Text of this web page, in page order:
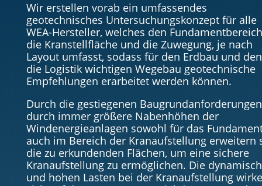
Wir erstellen vorab ein umfassendes
geotechnisches Untersuchungskonzept für alle
WEA-Hersteller, welches den
die Kranstellfläche und die Zuwegung, je nach
Layout umfasst, sodass für den Erdbau und
die Logistik wichtigen Wegebau geotechnische
Empfehlungen erarbeitet werden können.
Durch die gestiegenen Baugrundanforderungen
durch immer größere Nabenhöhen der
Windenergieanlagen sowohl für das
auch im Bereich der Kranaufstellung erweitern
die zu erkundenden Flächen, um eine sichere
Kranaufstellung zu ermöglichen. Die
und hohen Lasten bei der Kranaufstellung